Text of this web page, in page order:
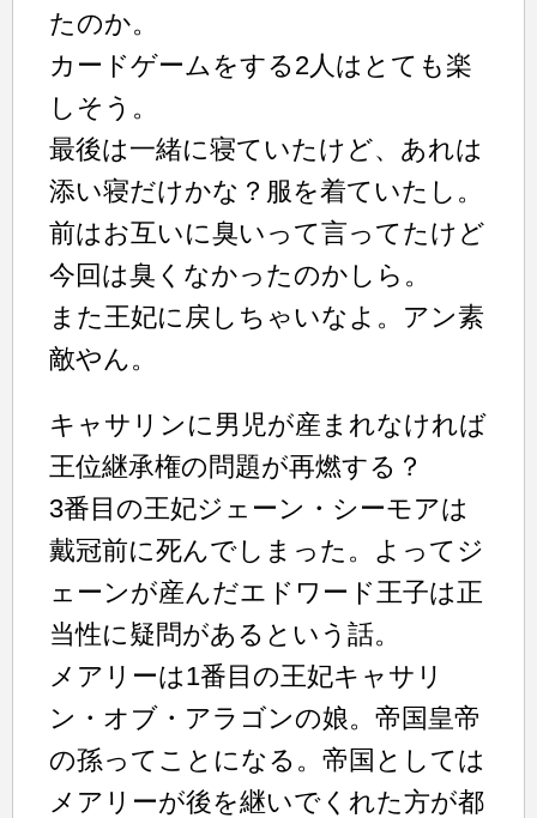
たのか。
カードゲームをする2人はとても楽
しそう。
最後は一緒に寝ていたけど、あれは
添い寝だけかな？服を着ていたし。
前はお互いに臭いって言ってたけど
今回は臭くなかったのかしら。
また王妃に戻しちゃいなよ。アン素
敵やん。
キャサリンに男児が産まれなければ
王位継承権の問題が再燃する？
3番目の王妃ジェーン・シーモアは
戴冠前に死んでしまった。よってジ
ェーンが産んだエドワード王子は正
当性に疑問があるという話。
メアリーは1番目の王妃キャサリ
ン・オブ・アラゴンの娘。帝国皇帝
の孫ってことになる。帝国としては
メアリーが後を継いでくれた方が都